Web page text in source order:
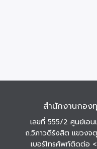
สำนักงานกอง
เลขที่ 555/2 ศูนย์เอน
ถ.วิภาวดีรังสิต แขวงจ
เบอร์โทรศัพท์ติดต่อ